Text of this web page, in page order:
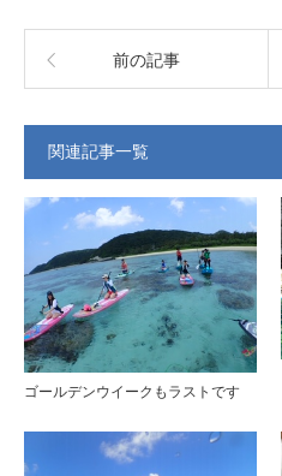
前の記事
関連記事一覧
ゴールデンウイークもラストです